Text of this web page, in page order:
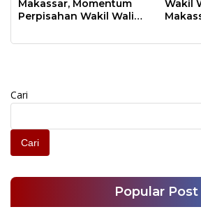
Makassar, Momentum
Perpisahan Wakil Wali
Wakil
Obat
Cari
Cari
Popular Post